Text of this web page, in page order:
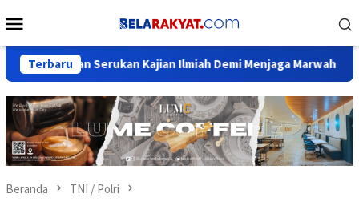
ke
Mobile
Terbaru
Serukan Kajian Ilmiah Demi Menjaga Marwah Sejarah
Beranda TNI / Polri